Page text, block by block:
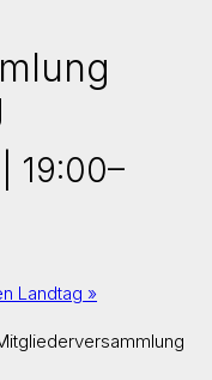
19:00–
Landtag »